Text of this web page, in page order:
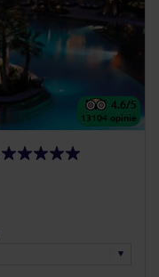
4.6/5
13104 opinie